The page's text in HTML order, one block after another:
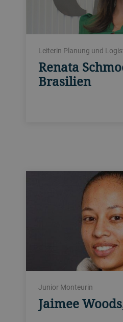
Leiterin Planung und
Renata
Brasilien
Junior Monteurin
Jaimee